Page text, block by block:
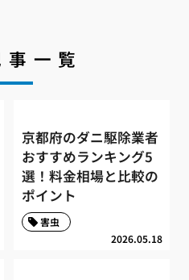
一覧
京都府のダニ駆除業者
おすすめランキング5
選！料金相場と比較の
ポイント
2026.05.18
害虫